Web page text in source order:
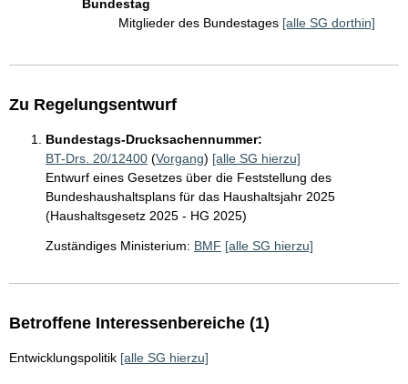
Bundestag
Mitglieder des Bundestages [alle SG dorthin]
Zu Regelungsentwurf
Bundestags-Drucksachennummer:
BT-Drs. 20/12400 (Vorgang) [alle SG hierzu]
Entwurf eines Gesetzes über die Feststellung des
Bundeshaushaltsplans für das Haushaltsjahr 2025
(Haushaltsgesetz 2025 - HG 2025)
Zuständiges Ministerium: BMF [alle SG hierzu]
Betroffene Interessenbereiche (1)
Entwicklungspolitik [alle SG hierzu]